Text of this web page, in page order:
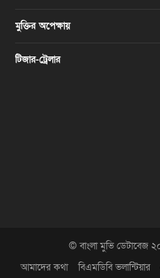
মুক্তির অপেক্ষায়
টিজার-ট্রেলার
© বাংলা মুভি ডেটাবেজ
আমাদের কথা
বিএমডিবি ভলান্টিয়ার